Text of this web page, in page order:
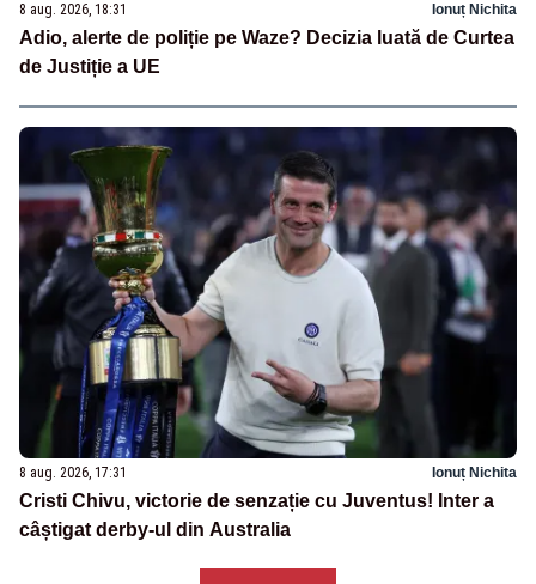
8 aug. 2026, 18:31 Ionuț Nichita
Adio, alerte de poliție pe Waze? Decizia luată de Curtea
de Justiție a UE
8 aug. 2026, 17:31 Ionuț Nichita
Cristi Chivu, victorie de senzație cu Juventus! Inter a
câștigat derby-ul din Australia